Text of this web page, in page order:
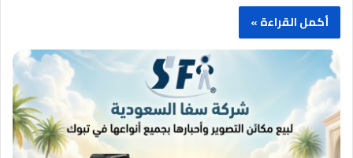
أكمل القراءة »